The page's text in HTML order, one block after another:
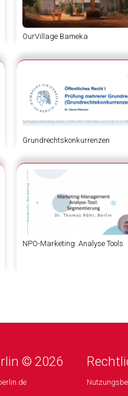
OurVillage Bameka
Grundrechtskonkurrenzen
NPO-Marketing: Analyse Tools
© 2026